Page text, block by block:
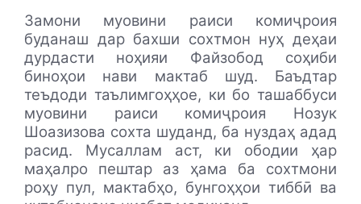
Замони муовини раиси комиҷроия
буданаш дар бахши сохтмон нуҳ деҳаи
дурдасти ноҳияи Файзобод соҳиби
биноҳои нави мактаб шуд. Баъдтар
теъдоди таълимгоҳҳое, ки бо ташаббуси
муовини раиси комиҷроия Нозук
Шоазизова сохта шуданд, ба нуздаҳ адад
расид. Мусаллам аст, ки ободии ҳар
маҳалро пештар аз ҳама ба сохтмони
роҳу пул, мактабҳо, бунгоҳҳои тиббӣ ва